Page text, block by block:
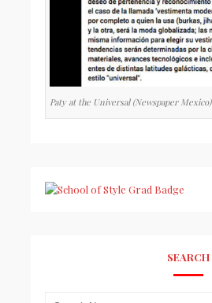
Paty at the Universal (Newspaper Mexico)
SEARCH